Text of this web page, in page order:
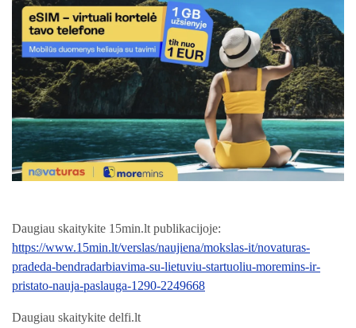
Daugiau skaitykite 15min.lt publikacijoje:
https://www.15min.lt/verslas/naujiena/mokslas-it/novaturas-
pradeda-bendradarbiavima-su-lietuviu-startuoliu-moremins-ir-
pristato-nauja-paslauga-1290-2249668
Daugiau skaitykite delfi.lt